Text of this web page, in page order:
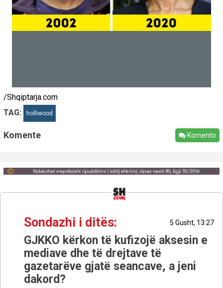
/Shqiptarja.com
TAG:
holliwood
Komente Komento
Sondazhi i ditës: 5 Gusht, 13:27
GJKKO kërkon të kufizojë aksesin e
mediave dhe të drejtave të
gazetarëve gjatë seancave, a jeni
dakord?